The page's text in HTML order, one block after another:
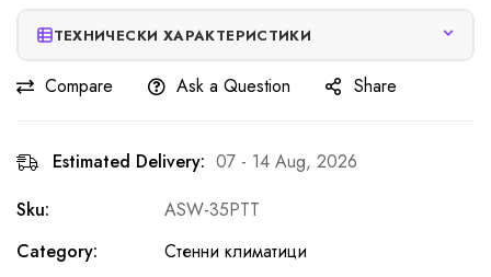
ТЕХНИЧЕСКИ ХАРАКТЕРИСТИКИ
Compare Ask a Question Share
Estimated Delivery: 07 - 14 Aug, 2026
Sku:
ASW-35PTT
Category:
Стенни климатици